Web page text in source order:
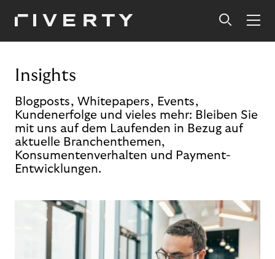
Insights
Blogposts, Whitepapers, Events,
Kundenerfolge und vieles mehr: Bleiben Sie
mit uns auf dem Laufenden in Bezug auf
aktuelle Branchenthemen,
Konsumentenverhalten und Payment-
Entwicklungen.